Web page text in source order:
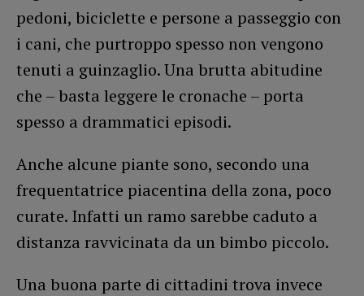
pedoni, biciclette e persone a passeggio con
i cani, che purtroppo spesso non vengono
tenuti a guinzaglio. Una brutta abitudine
che – basta leggere le cronache – porta
spesso a drammatici episodi.
Anche alcune piante sono, secondo una
frequentatrice piacentina della zona, poco
curate. Infatti un ramo sarebbe caduto a
distanza ravvicinata da un bimbo piccolo.
Una buona parte di cittadini trova invece